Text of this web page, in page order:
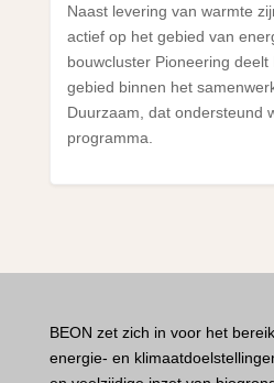
Naast levering van warmte
actief op het gebied van
bouwcluster Pioneering deelt
gebied binnen het
Duurzaam, dat ondersteund
programma.
BEON zet zich in voor het
energie- en